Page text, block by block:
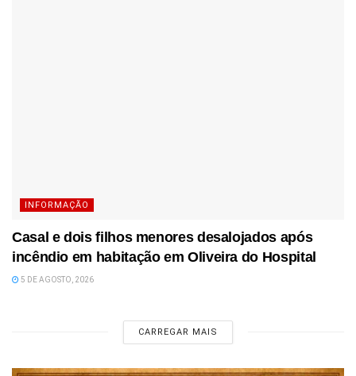
INFORMAÇÃO
Casal e dois filhos menores desalojados após
incêndio em habitação em Oliveira do Hospital
5 DE AGOSTO, 2026
CARREGAR MAIS